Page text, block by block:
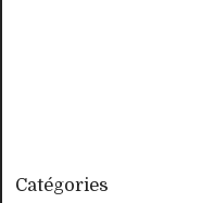
Catégories